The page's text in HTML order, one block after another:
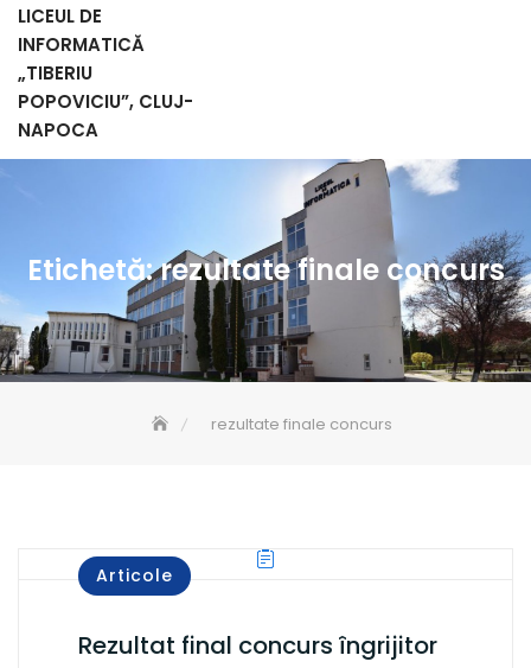
LICEUL DE
INFORMATICĂ
„TIBERIU
POPOVICIU”, CLUJ-
NAPOCA
Etichetă:rezultate finale concurs
rezultate finale concurs
Articole
Rezultat final concurs îngrijitor